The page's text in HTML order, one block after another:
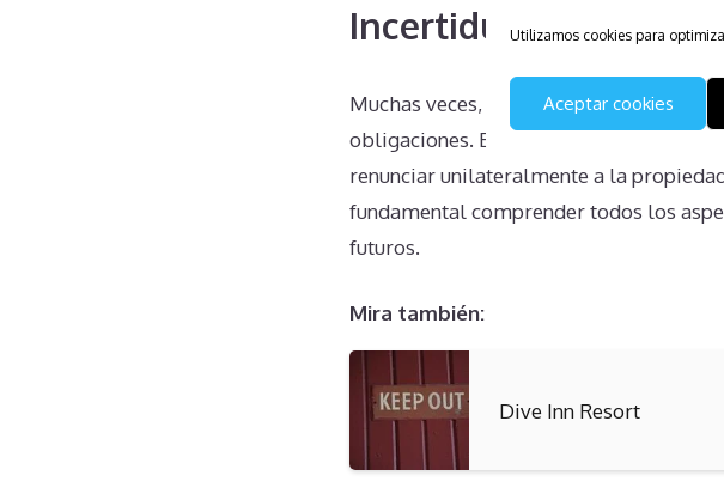
Utilizamos cookies para
Aceptar cookies
Incertidumbre sobre
Muchas veces, los propietarios no
obligaciones. Esta falta de
renunciar unilateralmente a la
fundamental comprender todos los
futuros.
Mira también:
Dive Inn Resort